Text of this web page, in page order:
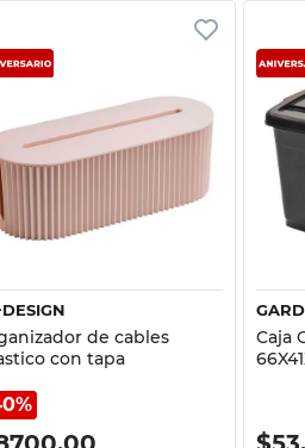
Vista rápida
de cables
con tapa
Caja